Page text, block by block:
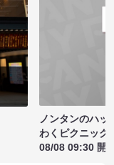
ノンタンのハッ
わくピクニック
08/08 09:30 開